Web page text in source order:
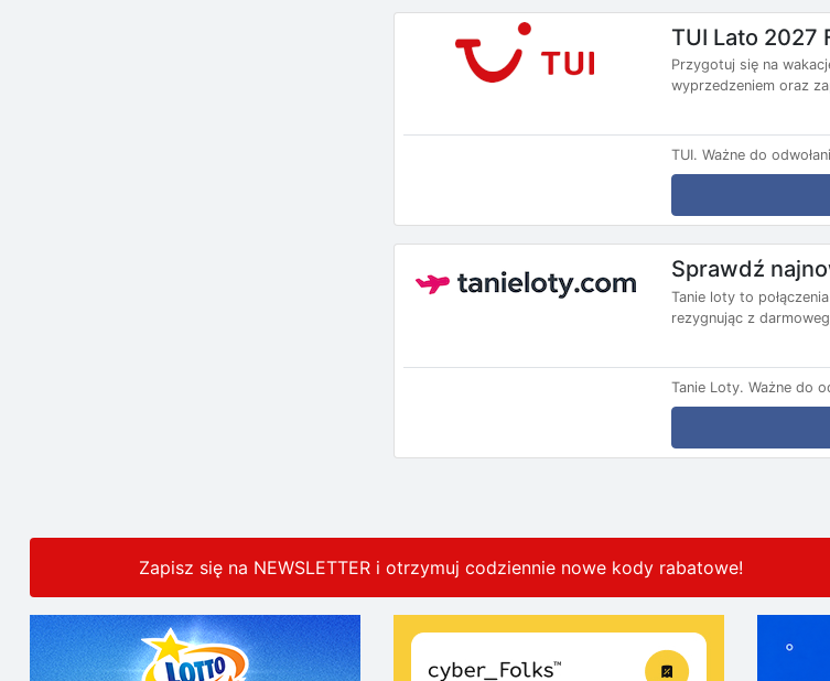
TUI Lato 2027
Przygotuj się na
wyprzedzeniem oraz
TUI. Ważne do
Sprawdź
Tanie loty to
rezygnując z
Tanie Loty. Ważne do
Zapisz się na NEWSLETTER i otrzymuj codziennie nowe kody rabatowe!